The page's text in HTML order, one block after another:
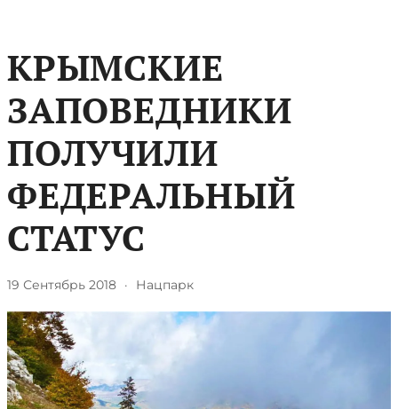
КРЫМСКИЕ
ЗАПОВЕДНИКИ
ПОЛУЧИЛИ
ФЕДЕРАЛЬНЫЙ
СТАТУС
19 Сентябрь 2018 · Нацпарк